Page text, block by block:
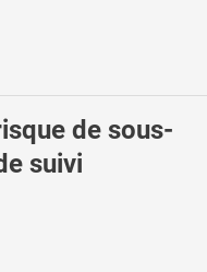
de sous-
suivi